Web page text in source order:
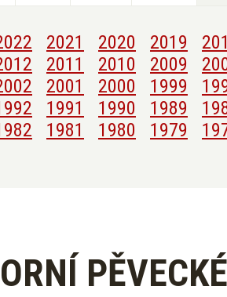
2021 2020 2019
2011 2010 2009
2001 2000 1999
1991 1990 1989
1981 1980 1979